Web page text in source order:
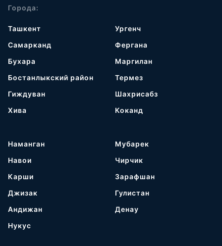
Города:
Ташкент
Самарканд
Бухара
Бостанлыкский район
Гиждуван
Хива
Ургенч
Фергана
Маргилан
Термез
Шахрисабз
Коканд
Наманган
Навои
Карши
Джизак
Андижан
Нукус
Мубарек
Чирчик
Зарафшан
Гулистан
Денау